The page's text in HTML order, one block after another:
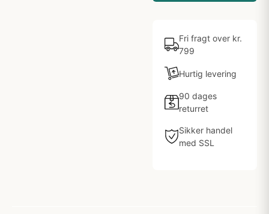
Fri fragt over kr.
799
Hurtig levering
90 dages
returret
Sikker handel
med SSL